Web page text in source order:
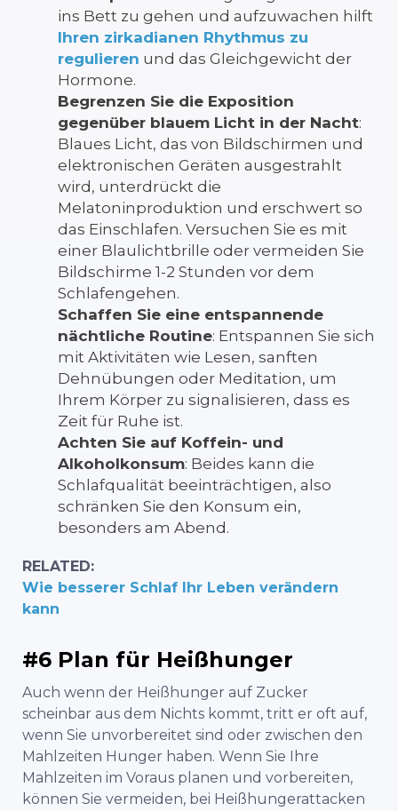
ins Bett zu gehen und aufzuwachen hilft
Ihren zirkadianen Rhythmus zu
regulieren und das Gleichgewicht der
Hormone.
Begrenzen Sie die Exposition
gegenüber blauem Licht in der Nacht:
Blaues Licht, das von Bildschirmen und
elektronischen Geräten ausgestrahlt
wird, unterdrückt die
Melatoninproduktion und erschwert so
das Einschlafen. Versuchen Sie es mit
einer Blaulichtbrille oder vermeiden Sie
Bildschirme 1-2 Stunden vor dem
Schlafengehen.
Schaffen Sie eine entspannende
nächtliche Routine: Entspannen Sie sich
mit Aktivitäten wie Lesen, sanften
Dehnübungen oder Meditation, um
Ihrem Körper zu signalisieren, dass es
Zeit für Ruhe ist.
Achten Sie auf Koffein- und
Alkoholkonsum: Beides kann die
Schlafqualität beeinträchtigen, also
schränken Sie den Konsum ein,
besonders am Abend.
RELATED:
Wie besserer Schlaf Ihr Leben verändern
kann
#6 Plan für Heißhunger
Auch wenn der Heißhunger auf Zucker
scheinbar aus dem Nichts kommt, tritt er oft auf,
wenn Sie unvorbereitet sind oder zwischen den
Mahlzeiten Hunger haben. Wenn Sie Ihre
Mahlzeiten im Voraus planen und vorbereiten,
können Sie vermeiden, bei Heißhungerattacken